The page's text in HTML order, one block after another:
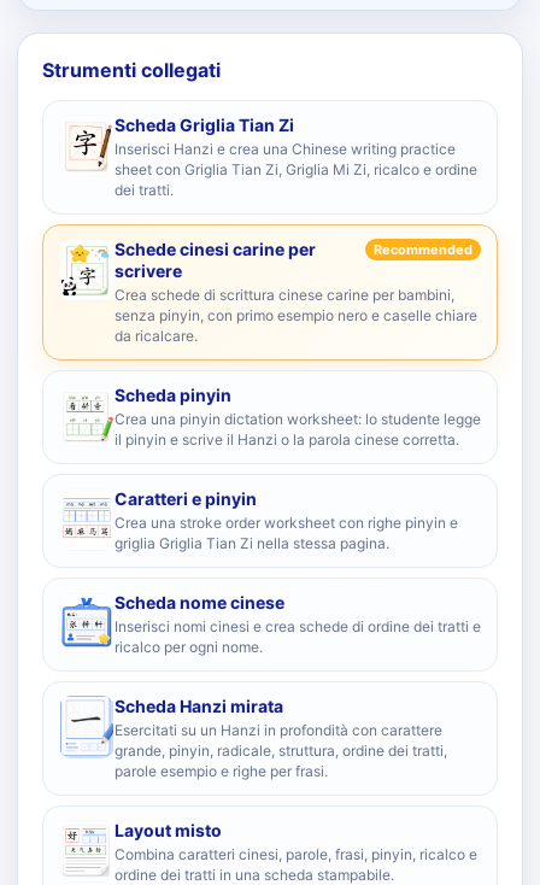
Strumenti collegati
Scheda Griglia Tian Zi
Inserisci Hanzi e crea una Chinese writing practice
sheet con Griglia Tian Zi, Griglia Mi Zi, ricalco e ordine
dei tratti.
Schede cinesi carine per
scrivere
Recommended
Crea schede di scrittura cinese carine per bambini,
senza pinyin, con primo esempio nero e caselle chiare
da ricalcare.
Scheda pinyin
Crea una pinyin dictation worksheet: lo studente legge
il pinyin e scrive il Hanzi o la parola cinese corretta.
Caratteri e pinyin
Crea una stroke order worksheet con righe pinyin e
griglia Griglia Tian Zi nella stessa pagina.
Scheda nome cinese
Inserisci nomi cinesi e crea schede di ordine dei tratti e
ricalco per ogni nome.
Scheda Hanzi mirata
Esercitati su un Hanzi in profondità con carattere
grande, pinyin, radicale, struttura, ordine dei tratti,
parole esempio e righe per frasi.
Layout misto
Combina caratteri cinesi, parole, frasi, pinyin, ricalco e
ordine dei tratti in una scheda stampabile.